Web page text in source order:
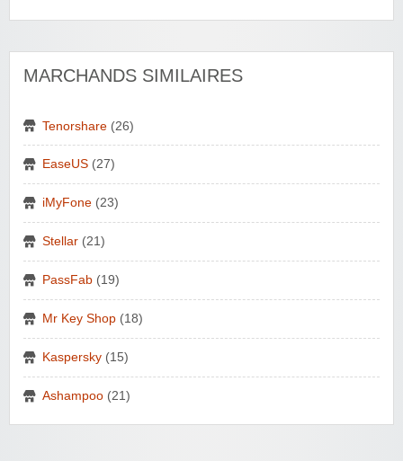
MARCHANDS SIMILAIRES
Tenorshare (26)
EaseUS (27)
iMyFone (23)
Stellar (21)
PassFab (19)
Mr Key Shop (18)
Kaspersky (15)
Ashampoo (21)